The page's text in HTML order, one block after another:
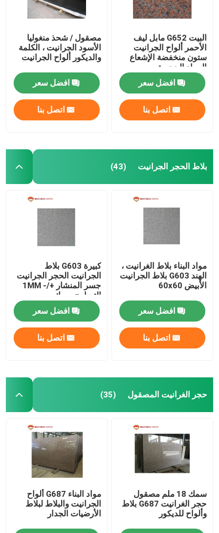
الحجر الطبيعي المواقد
ميدالية المياه النفاثة
بلاط الفسيفساء الزجاجي
أعمدة الحجر الطبيعي
البيت G652 مابل ليف
الأحمر ألواح الجرانيت
ستون منخفضة الإشعاع
المواد الحجرية
افضل سعر
اتصل بنا
مصقول / شحذ منغوليا
الأسود الجرانيت ، الكلمة
والديكور ألواح الجرانيت
افضل سعر
اتصل بنا
بلاط الحجر الجرانيت (43)
مواد البناء بلاط الغرانيت ،
الهند G603 بلاط الجرانيت
الأبيض 60x60
افضل سعر
اتصل بنا
كبيرة G603 بلاط
الجرانيت الحجر الجرانيت
جسر المنشار +/- 1MM
التسامح سمك
افضل سعر
اتصل بنا
حجر الغرانيت المصقول (35)
سمك 18 ملم مصقول
حجر الغرانيت G687 بلاط
وألواح للديكور
مواد البناء G687 ألواح
الجرانيت والبلاط لبلاط
الأرضيات الجدار